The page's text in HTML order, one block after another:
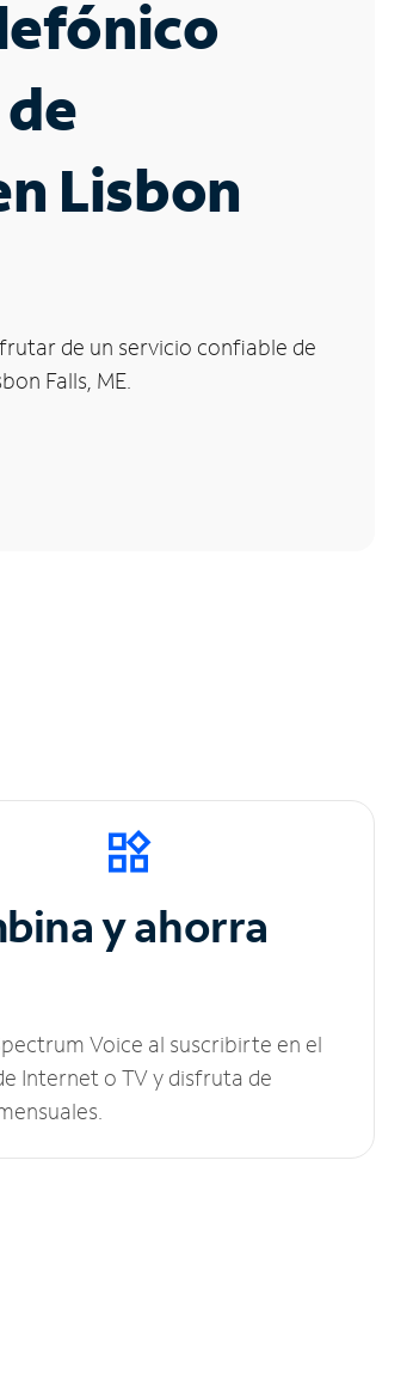
Lisbon
de un servicio confiable de
Falls, ME.
y ahorra
Voice al suscribirte en el
Internet o TV y disfruta de